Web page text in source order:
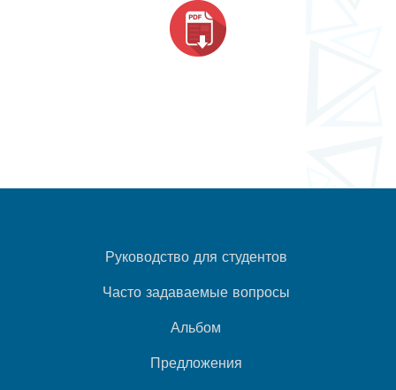
Руководство для студентов
Часто задаваемые вопросы
Альбом
Предложения